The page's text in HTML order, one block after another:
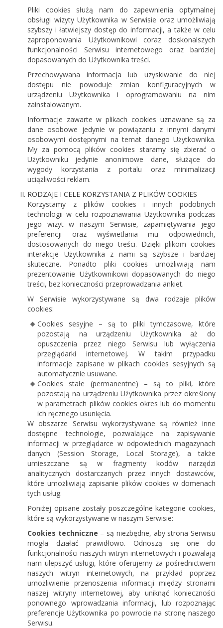
Pliki cookies służą nam do zapewnienia optymalnej
obsługi wizyty Użytkownika w Serwisie oraz umożliwiają
szybszy i łatwiejszy dostęp do informacji, a także w celu
zaproponowania Użytkownikowi coraz doskonalszych
funkcjonalności Serwisu internetowego oraz bardziej
dopasowanych do Użytkownika treści.
Przechowywana informacja lub uzyskiwanie do niej
dostępu nie powoduje zmian konfiguracyjnych w
urządzeniu Użytkownika i oprogramowaniu na nim
zainstalowanym.
Informacje zawarte w plikach cookies uznawane są za
dane osobowe jedynie w powiązaniu z innymi danymi
osobowymi dostępnymi na temat danego Użytkownika.
My za pomocą plików cookies staramy się zbierać o
Użytkowniku jedynie anonimowe dane, służące do
wygody korzystania z portalu oraz minimalizacji
uciążliwości reklam.
RODZAJE I CELE KORZYSTANIA Z PLIKÓW COOKIES
Korzystamy z plików cookies i innych podobnych
technologii w celu rozpoznawania Użytkownika podczas
jego wizyt w naszym Serwisie, zapamiętywania jego
preferencji oraz wyświetlania mu odpowiednich,
dostosowanych do niego treści. Dzięki plikom cookies
interakcje Użytkownika z nami są szybsze i bardziej
skuteczne. Ponadto pliki cookies umożliwiają nam
prezentowanie Użytkownikowi dopasowanych do niego
treści, bez konieczności przeprowadzania ankiet.
W Serwisie wykorzystywane są dwa rodzaje plików
cookies:
Cookies sesyjne – są to pliki tymczasowe, które
pozostają na urządzeniu Użytkownika aż do
opuszczenia przez niego Serwisu lub wyłączenia
przeglądarki internetowej. W takim przypadku
informacje zapisane w plikach cookies sesyjnych są
automatycznie usuwane.
Cookies stałe (permanentne) – są to pliki, które
pozostają na urządzeniu Użytkownika przez określony
w parametrach plików cookies okres lub do momentu
ich ręcznego usunięcia.
W obszarze Serwisu wykorzystywane są również inne
dostępne technologie, pozwalające na zapisywanie
informacji w przeglądarce w odpowiednich magazynach
danych (Session Storage, Local Storage), a także
umieszczane są w fragmenty kodów narzędzi
analitycznych dostarczanych przez innych dostawców,
które umożliwiają zapisanie plików cookies w domenach
tych usług.
Poniżej opisane zostały poszczególne kategorie cookies,
które są wykorzystywane w naszym Serwisie:
Cookies techniczne – są niezbędne, aby strona Serwisu
mogła działać prawidłowo. Odnoszą się one do
funkcjonalności naszych witryn internetowych i pozwalają
nam ulepszyć usługi, które oferujemy za pośrednictwem
naszych witryn internetowych, na przykład poprzez
umożliwienie przenoszenia informacji między stronami
naszej witryny internetowej, aby uniknąć konieczności
ponownego wprowadzania informacji, lub rozpoznając
preferencje Użytkownika po powrocie na stronę naszego
Serwisu.